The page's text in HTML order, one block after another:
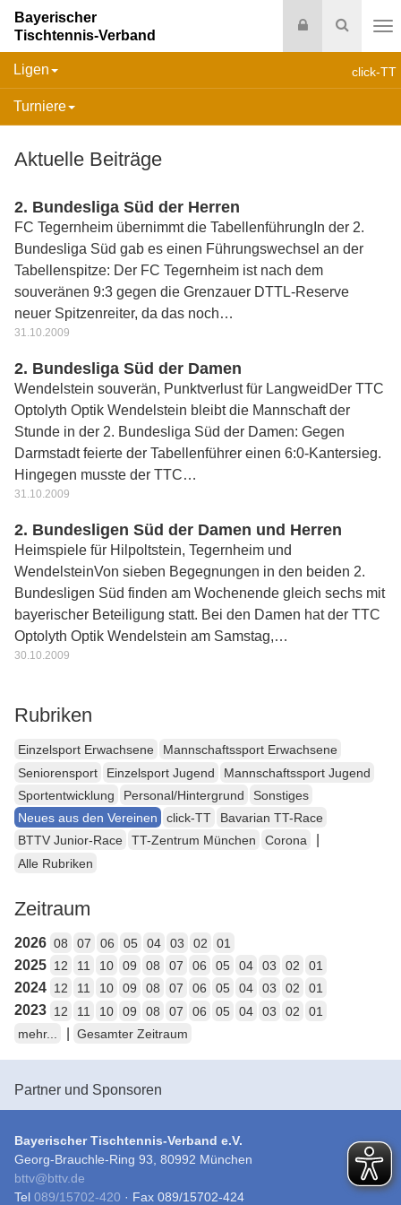
Suche
Login
Bayerischer
Tischtennis-Verband
click-TT
Ligen
Turniere
Aktuelle Beiträge
2. Bundesliga Süd der Herren
FC Tegernheim übernimmt die TabellenführungIn der 2.
Bundesliga Süd gab es einen Führungswechsel an der
Tabellenspitze: Der FC Tegernheim ist nach dem
souveränen 9:3 gegen die Grenzauer DTTL-Reserve
neuer Spitzenreiter, da das noch…
31.10.2009
2. Bundesliga Süd der Damen
Wendelstein souverän, Punktverlust für LangweidDer TTC
Optolyth Optik Wendelstein bleibt die Mannschaft der
Stunde in der 2. Bundesliga Süd der Damen: Gegen
Darmstadt feierte der Tabellenführer einen 6:0-Kantersieg.
Hingegen musste der TTC…
31.10.2009
2. Bundesligen Süd der Damen und Herren
Heimspiele für Hilpoltstein, Tegernheim und
WendelsteinVon sieben Begegnungen in den beiden 2.
Bundesligen Süd finden am Wochenende gleich sechs mit
bayerischer Beteiligung statt. Bei den Damen hat der TTC
Optolyth Optik Wendelstein am Samstag,…
30.10.2009
Rubriken
Einzelsport Erwachsene
Mannschaftssport Erwachsene
Seniorensport
Einzelsport Jugend
Mannschaftssport Jugend
Sportentwicklung
Personal/Hintergrund
Sonstiges
Neues aus den Vereinen
click-TT
Bavarian TT-Race
BTTV Junior-Race
TT-Zentrum München Corona
Alle Rubriken
Zeitraum
2026 08 07 06 05 04 03 02 01
2025 12 11 10 09 08 07 06 05 04 03 02 01
2024 12 11 10 09 08 07 06 05 04 03 02 01
2023 12 11 10 09 08 07 06 05 04 03 02
01
mehr...
Gesamter Zeitraum
Partner und Sponsoren
Bayerischer Tischtennis-Verband e.V.
Georg-Brauchle-Ring 93, 80992 München
bttv@bttv.de
Tel 089/15702-420 · Fax 089/15702-424